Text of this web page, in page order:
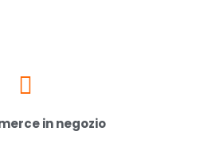
in negozio